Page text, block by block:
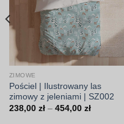
ZIMOWE
Pościel | Ilustrowany las
zimowy z jeleniami | SZ002
238,00 zł – 454,00 złZakres